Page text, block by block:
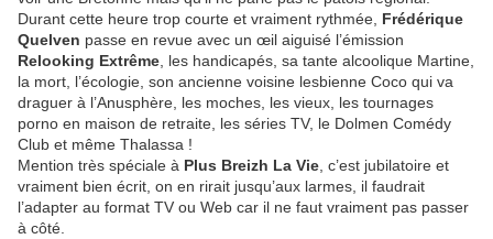
Durant cette heure trop courte et vraiment rythmée, Frédérique
Quelven passe en revue avec un œil aiguisé l’émission
Relooking Extrême , les handicapés, sa tante alcoolique Martine,
la mort, l’écologie, son ancienne voisine lesbienne Coco qui va
draguer à l’Anusphère, les moches, les vieux, les tournages
porno en maison de retraite, les séries TV, le Dolmen Comédy
Club et même Thalassa !
Mention très spéciale à Plus Breizh La Vie , c’est jubilatoire et
vraiment bien écrit, on en rirait jusqu’aux larmes, il faudrait
l’adapter au format TV ou Web car il ne faut vraiment pas passer
à côté.